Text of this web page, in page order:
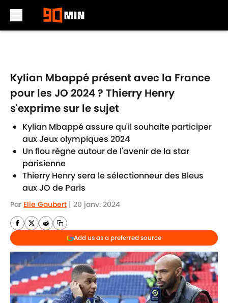
Kylian Mbappé présent avec la France
pour les JO 2024 ? Thierry Henry
s'exprime sur le sujet
Kylian Mbappé assure qu'il souhaite participer
aux Jeux olympiques 2024
Un flou règne autour de l'avenir de la star
parisienne
Thierry Henry sera le sélectionneur des Bleus
aux JO de Paris
Par Elie Gaubert | 20 janv. 2024
Add us as a preferred source